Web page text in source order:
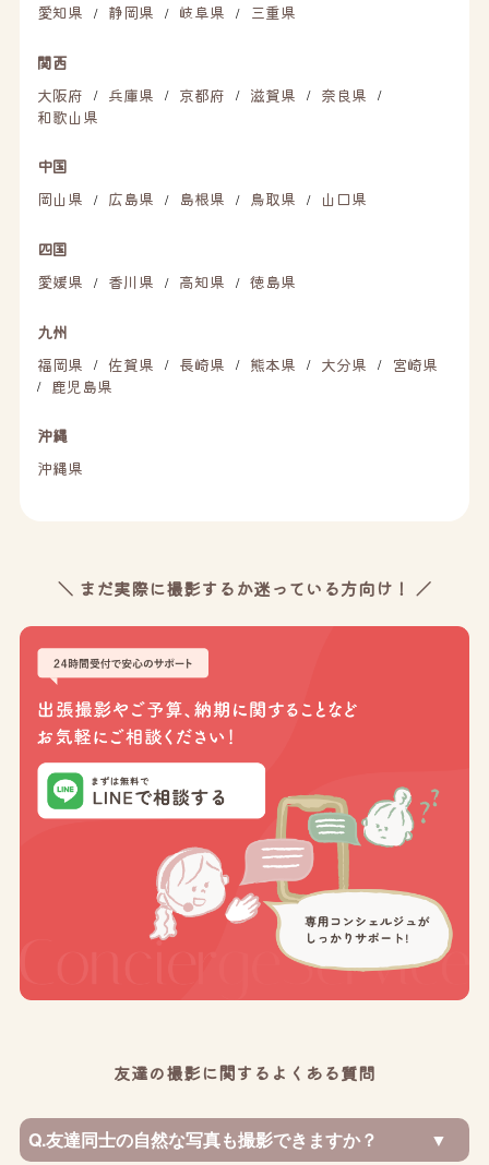
愛知県
/ 静岡県 / 岐阜県 / 三重県
関西
大阪府
/ 兵庫県 / 京都府 / 滋賀県 / 奈良県 /
和歌山県
中国
岡山県
/ 広島県 / 島根県 / 鳥取県 / 山口県
四国
愛媛県
/ 香川県 / 高知県 / 徳島県
九州
福岡県
/ 佐賀県 / 長崎県 / 熊本県 / 大分県 / 宮崎県
/ 鹿児島県
沖縄
沖縄県
＼ まだ実際に撮影するか迷っている方向け！ ／
友達の撮影に関するよくある質問
Q.友達同士の自然な写真も撮影できますか？